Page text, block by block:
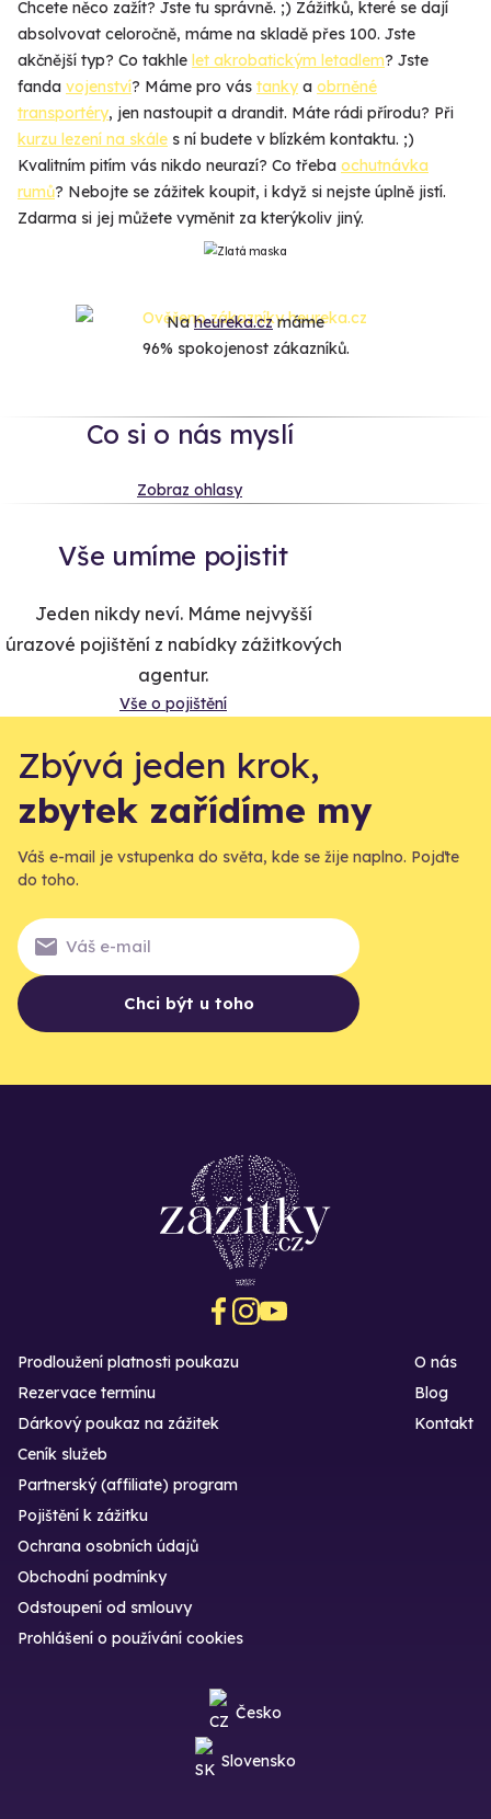
Chcete něco zažít? Jste tu správně. ;) Zážitků, které se dají
absolvovat celoročně, máme na skladě přes 100. Jste
akčnější typ? Co takhle let akrobatickým letadlem? Jste
fanda vojenství? Máme pro vás tanky a obrněné
transportéry, jen nastoupit a drandit. Máte rádi přírodu? Při
kurzu lezení na skále s ní budete v blízkém kontaktu. ;)
Kvalitním pitím vás nikdo neurazí? Co třeba ochutnávka
rumů? Nebojte se zážitek koupit, i když si nejste úplně jistí.
Zdarma si jej můžete vyměnit za kterýkoliv jiný.
Naheureka.czmáme
96% spokojenost zákazníků.
Co si o nás myslí
Zobraz ohlasy
Vše umíme pojistit
Jeden nikdy neví. Máme nejvyšší
úrazové pojištění z nabídky zážitkových
agentur.
Vše o pojištění
Zbývá jeden krok,
zbytek zařídíme my
Váš e-mail je vstupenka do světa, kde se žije naplno. Pojďte
do toho.
Chci být u toho
Prodloužení platnosti poukazu
Rezervace termínu
Dárkový poukaz na zážitek
O nás
Blog
Kontakt
Ceník služeb
Partnerský (affiliate) program
Pojištění k zážitku
Ochrana osobních údajů
Obchodní podmínky
Odstoupení od smlouvy
Prohlášení o používání cookies
Česko
Slovensko